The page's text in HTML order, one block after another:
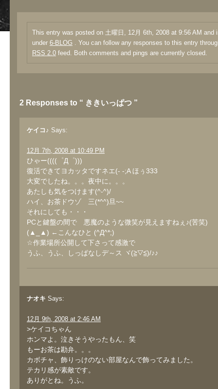
This entry was posted on 土曜日, 12月 6th, 2008 at 9:56 AM and
under 6-BLOG . You can follow any responses to this entry
RSS 2.0 feed. Both comments and pings are currently closed.
2 Responses to “ ききいっぱつ ”
ケイコ♪ Says:
12月 7th, 2008 at 10:49 PM
ひゃー((((゜Д゜)))
復活できてヨカッタですネエ(- -;A ほぅ333
大変でしたね。。。夜中に。。。
あたしも気をつけます(^-^)/
ハイ、お茶ドウゾ 三(*^^)旦~~
それにしても・・・
PCと鍵盤の間で 悪魔のような微笑が見えますねぇ♪(苦笑)
(▲_▲) ←こんなひと (^Д^*;)
☆作業場所公開して下さって感激で
うふ、うふ、しっぱなしデ～ス ヾ(≧▽≦)/♪♪
ナオキ Says:
12月 9th, 2008 at 2:46 AM
>ケイコちゃん
ホンマよ。泣きそうやったもん、笑
もーお茶は勘弁。。。
カボチャ、飾りっけのない部屋なんで飾ってみました。
テカリ感が素敵です。
ありがとね。うふ。